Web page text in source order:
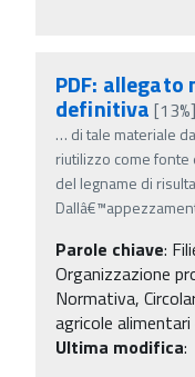
PDF: allegato
definitiva [13%]
… di tale materiale
riutilizzo come fonte
del legname di
Parole chiave:
Organizzazione
Normativa,
agricole
Ultima modifica: